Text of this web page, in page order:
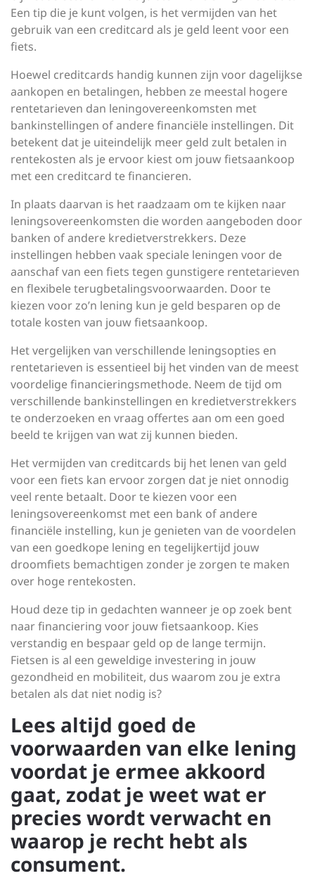
Een tip die je kunt volgen, is het vermijden van het
gebruik van een creditcard als je geld leent voor een
fiets.
Hoewel creditcards handig kunnen zijn voor dagelijkse
aankopen en betalingen, hebben ze meestal hogere
rentetarieven dan leningovereenkomsten met
bankinstellingen of andere financiële instellingen. Dit
betekent dat je uiteindelijk meer geld zult betalen in
rentekosten als je ervoor kiest om jouw fietsaankoop
met een creditcard te financieren.
In plaats daarvan is het raadzaam om te kijken naar
leningsovereenkomsten die worden aangeboden door
banken of andere kredietverstrekkers. Deze
instellingen hebben vaak speciale leningen voor de
aanschaf van een fiets tegen gunstigere rentetarieven
en flexibele terugbetalingsvoorwaarden. Door te
kiezen voor zo’n lening kun je geld besparen op de
totale kosten van jouw fietsaankoop.
Het vergelijken van verschillende leningsopties en
rentetarieven is essentieel bij het vinden van de meest
voordelige financieringsmethode. Neem de tijd om
verschillende bankinstellingen en kredietverstrekkers
te onderzoeken en vraag offertes aan om een goed
beeld te krijgen van wat zij kunnen bieden.
Het vermijden van creditcards bij het lenen van geld
voor een fiets kan ervoor zorgen dat je niet onnodig
veel rente betaalt. Door te kiezen voor een
leningsovereenkomst met een bank of andere
financiële instelling, kun je genieten van de voordelen
van een goedkope lening en tegelijkertijd jouw
droomfiets bemachtigen zonder je zorgen te maken
over hoge rentekosten.
Houd deze tip in gedachten wanneer je op zoek bent
naar financiering voor jouw fietsaankoop. Kies
verstandig en bespaar geld op de lange termijn.
Fietsen is al een geweldige investering in jouw
gezondheid en mobiliteit, dus waarom zou je extra
betalen als dat niet nodig is?
Lees altijd goed de
voorwaarden van elke lening
voordat je ermee akkoord
gaat, zodat je weet wat er
precies wordt verwacht en
waarop je recht hebt als
consument.